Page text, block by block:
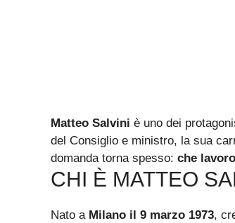
Matteo Salvini è uno dei
del Consiglio e ministro, la sua
domanda torna spesso: che
CHI È MATTEO
Nato a Milano il 9 marzo 1973,